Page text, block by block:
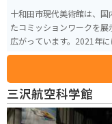
十和田市現代美術館は、
たコミッションワークを
広がっています。2021年
して、常設作品の入れ替えや展
は、各展示室を独立させ
ります。この設計は、都
す。 「Arts Towada」プロ
術館として、様々なアート
三沢航空科学館